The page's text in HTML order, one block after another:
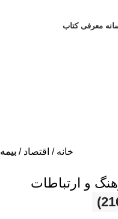
معرفی کتاب
خانه
اقتصاد بیمه
و ارتباطات